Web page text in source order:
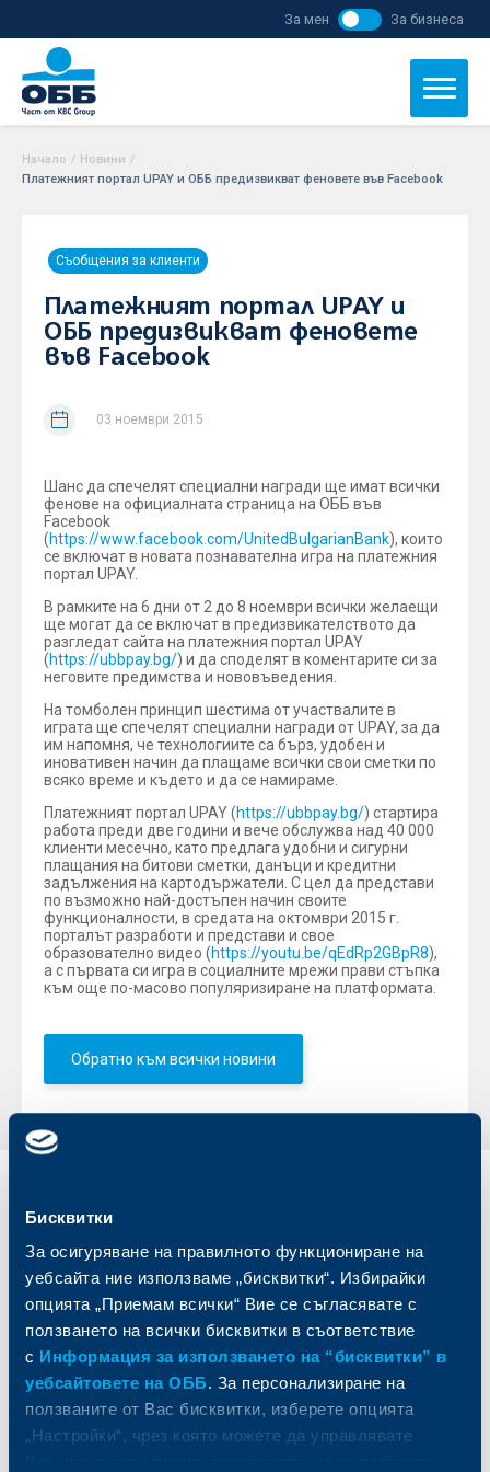
Бисквитки
За осигуряване на правилното функциониране на
уебсайта ние използваме „бисквитки“. Избирайки
опцията „Приемам всички“ Вие се съгласявате с
ползването на всички бисквитки в съответствие
с Информация за използването на “бисквитки” в
уебсайтовете на ОББ. За персонализиране на
ползваните от Вас бисквитки, изберете опцията
„Настройки“, чрез която можете да управлявате
За мен За бизнеса
Начало / Новини /
Платежният портал UPAY и ОББ предизвикват феновете във Facebook
Съобщения за клиенти
Платежният портал UPAY и
ОББ предизвикват феновете
във Facebook
03 ноември 2015
Шанс да спечелят специални награди ще имат всички
фенове на официалната страница на ОББ във
Facebook
(https://www.facebook.com/UnitedBulgarianBank), които
се включат в новата познавателна игра на платежния
портал UPAY.
В рамките на 6 дни от 2 до 8 ноември всички желаещи
ще могат да се включат в предизвикателството да
разгледат сайта на платежния портал UPAY
(https://ubbpay.bg/) и да споделят в коментарите си за
неговите предимства и нововъведения.
На томболен принцип шестима от участвалите в
играта ще спечелят специални награди от UPAY, за да
им напомня, че технологиите са бърз, удобен и
иновативен начин да плащаме всички свои сметки по
всяко време и където и да се намираме.
Платежният портал UPAY (https://ubbpay.bg/) стартира
работа преди две години и вече обслужва над 40 000
клиенти месечно, като предлага удобни и сигурни
плащания на битови сметки, данъци и кредитни
задължения на картодържатели. С цел да представи
по възможно най-достъпен начин своите
функционалности, в средата на октомври 2015 г.
порталът разработи и представи и свое
образователно видео (https://youtu.be/qEdRp2GBpR8),
а с първата си игра в социалните мрежи прави стъпка
към още по-масово популяризиране на платформата.
Обратно към всички новини
клиенти
Карти
Сметки и плащания
Застраховки
Кредитиране
Управление на парични средства
и попечителски услуги
Факторинг
Кредити за собственици на фирми